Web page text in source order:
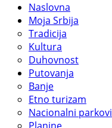
Naslovna
Moja Srbija
Tradicija
Kultura
Duhovnost
Putovanja
Banje
Etno turizam
Nacionalni parkovi